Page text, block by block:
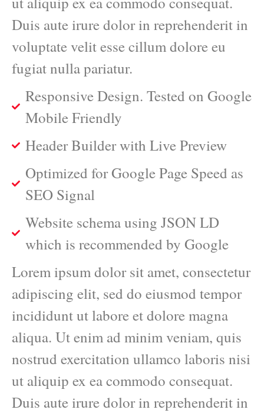
Duis aute irure dolor in reprehenderit in
voluptate velit esse cillum dolore eu
fugiat nulla pariatur.
Responsive Design. Tested on Google
Mobile Friendly
Header Builder with Live Preview
Optimized for Google Page Speed as
SEO Signal
Website schema using JSON LD
which is recommended by Google
Lorem ipsum dolor sit amet, consectetur
adipiscing elit, sed do eiusmod tempor
incididunt ut labore et dolore magna
aliqua. Ut enim ad minim veniam, quis
nostrud exercitation ullamco laboris nisi
ut aliquip ex ea commodo consequat.
Duis aute irure dolor in reprehenderit in